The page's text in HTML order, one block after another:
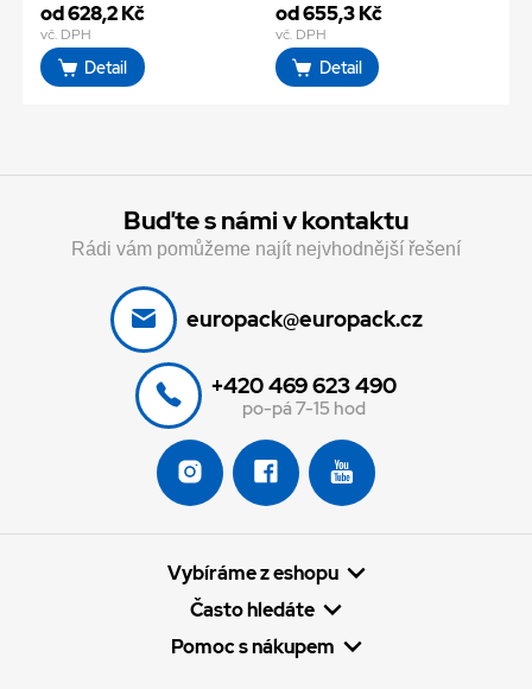
od 628,2 Kč
vč. DPH
Detail
od 655,3 Kč
vč. DPH
Detail
Buďte s námi v kontaktu
Rádi vám pomůžeme najít nejvhodnější řešení
europack@europack.cz
+420 469 623 490
po-pá 7-15 hod
Vybíráme z eshopu
Často hledáte
Pomoc s nákupem